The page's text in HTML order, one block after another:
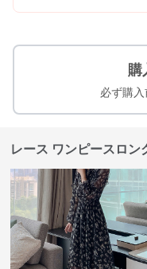
購
必ず購入
レース ワンピースロン